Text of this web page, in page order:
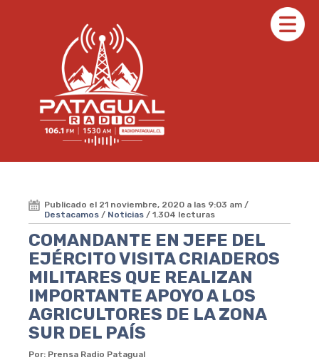
Publicado el 21 noviembre, 2020 a las 9:03 am /
Destacamos / Noticias / 1.304 lecturas
COMANDANTE EN JEFE DEL
EJÉRCITO VISITA CRIADEROS
MILITARES QUE REALIZAN
IMPORTANTE APOYO A LOS
AGRICULTORES DE LA ZONA
SUR DEL PAÍS
Por: Prensa Radio Patagual